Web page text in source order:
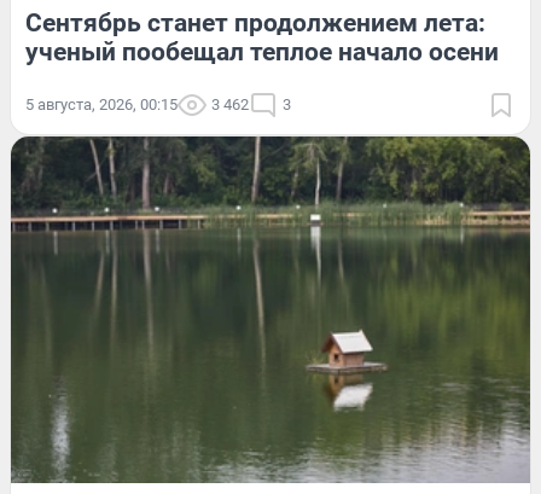
Сентябрь станет продолжением лета:
ученый пообещал теплое начало осени
5 августа, 2026, 00:15 3 462 3